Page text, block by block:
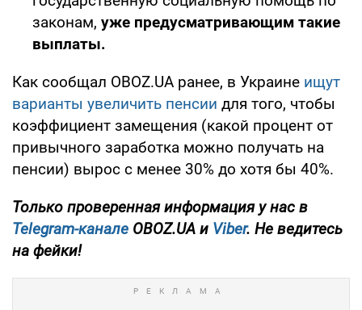
законам, уже предусматривающим такие
выплаты.
Как сообщал OBOZ.UA ранее, в Украине ищут
варианты увеличить пенсии для того, чтобы
коэффициент замещения (какой процент от
привычного заработка можно получать на
пенсии) вырос с менее 30% до хотя бы 40%.
Только проверенная информация у нас в
Telegram-канале OBOZ.UA и Viber. Не ведитесь
на фейки!